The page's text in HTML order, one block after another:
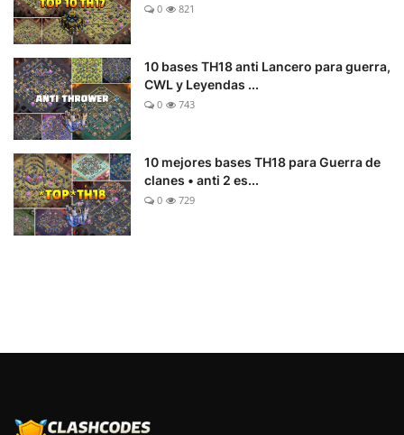
0 821
10 bases TH18 anti Lancero para guerra,
CWL y Leyendas ...
0 743
10 mejores bases TH18 para Guerra de
clanes • anti 2 es...
0 729